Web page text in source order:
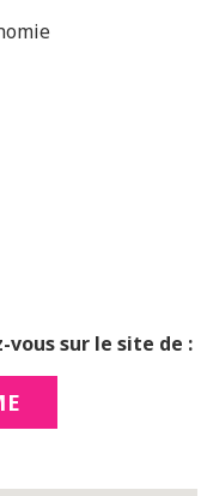
vous sur le site de :